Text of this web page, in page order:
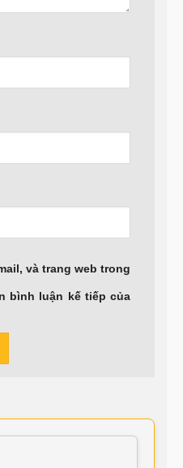
và trang web trong
bình luận kế tiếp của